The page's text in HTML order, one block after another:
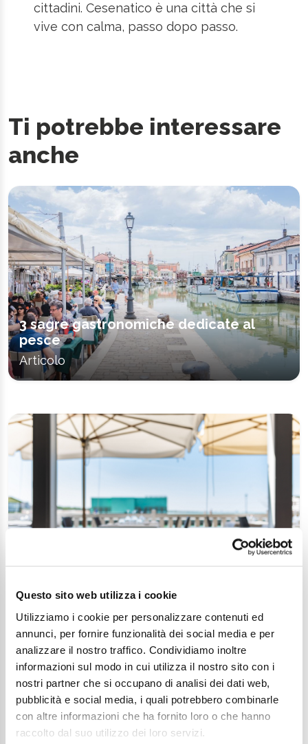
Questo sito web utilizza i cookie
Utilizziamo i cookie per personalizzare contenuti ed
annunci, per fornire funzionalità dei social media e per
analizzare il nostro traffico. Condividiamo inoltre
informazioni sul modo in cui utilizza il nostro sito con i
nostri partner che si occupano di analisi dei dati web,
pubblicità e social media, i quali potrebbero combinarle
con altre informazioni che ha fornito loro o che hanno
raccolto dal suo utilizzo dei loro servizi.
cittadini. Cesenatico è una città che si
vive con calma, passo dopo passo.
Ti potrebbe interessare
anche
3 sagre gastronomiche dedicate al
pesce
Articolo
Un weekend romantico (e di gusto) a
Cesenatico
Articolo
Continua a esplorare
Il tuo viaggio digitale dentro Cesenatico